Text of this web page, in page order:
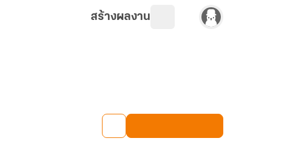
สร้างผลงาน